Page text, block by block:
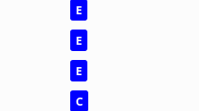
E
E
E
C